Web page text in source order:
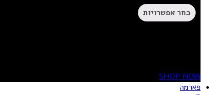
בחר אפשרויות
SHOP NOW
פארמה